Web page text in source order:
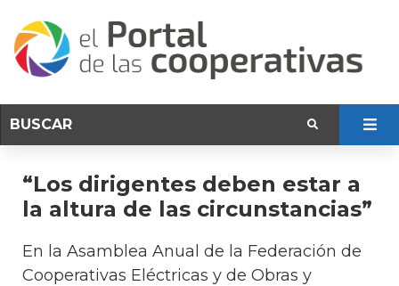
“Los dirigentes deben estar a
la altura de las circunstancias”
En la Asamblea Anual de la Federación de
Cooperativas Eléctricas y de Obras y